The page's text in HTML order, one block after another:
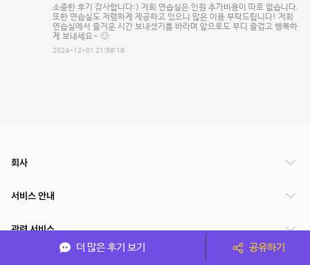
소중한 후기 감사합니다:) 저희 연습실은 인원 추가비용이 따로 없습니다.
또한 연습실도 저렴하게 제공하고 있으니 많은 이용 부탁드립니다! 저희
연습실에서 즐거운 시간 보내셨기를 바라며 앞으로도 부디 즐겁고 행복하
게 보내세요~ 🙂
2024-12-01 21:58:18
더 많은 후기 보기 공유하기
회사
서비스 안내
관련 서비스